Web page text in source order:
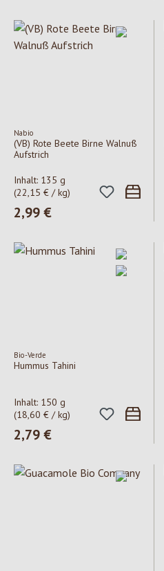
Nabio
(VB) Rote Beete Birne Walnuß
Aufstrich
Inhalt: 135 g
(22,15 € / kg)
Regulärer Preis:
2,99 €
Bio-Verde
Hummus Tahini
Inhalt: 150 g
(18,60 € / kg)
Regulärer Preis:
2,79 €